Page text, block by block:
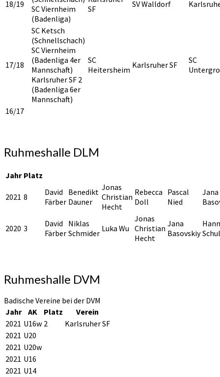
18/19
SC Viernheim
(Badenliga)
SF
SV Walldorf
17/18
SC Ketsch
(Schnellschach)
SC Viernheim
(Badenliga 4er
Mannschaft)
Karlsruher SF 2
(Badenliga 6er
Mannschaft)
SC
Heitersheim Karlsruher SF
SC
16/17
Ruhmeshalle DLM
Jahr Platz
2021 8
David
Färber
Benedikt
Dauner
Jonas
Christian
Hecht
Rebecca
Doll
Pascal
Nied
Jana
2020 3
David
Färber
Niklas
Schmider Luka Wu
Jonas
Christian
Hecht
Jana
Basovskiy
Ruhmeshalle DVM
Badische Vereine bei der DVM
Jahr
AK Platz
Verein
2021 U16w 2
Karlsruher SF
2021 U20
2021 U20w
2021 U16
2021 U14